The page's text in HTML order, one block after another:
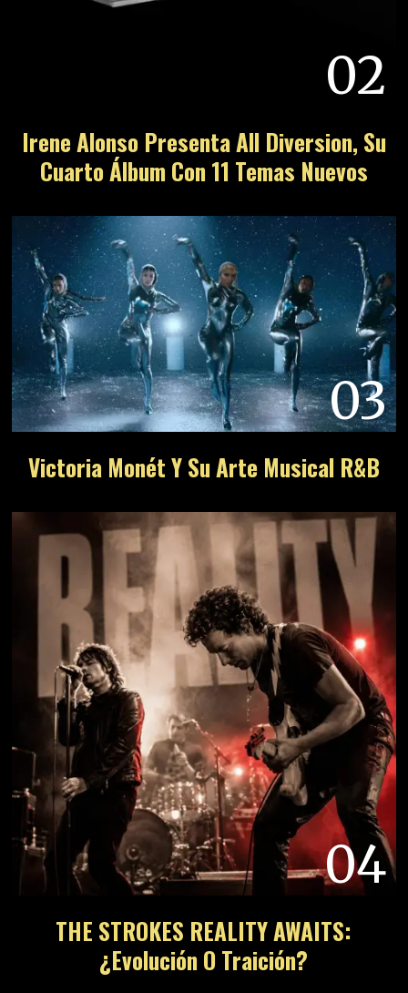
02
Irene Alonso Presenta All Diversion, Su
Cuarto Álbum Con 11 Temas Nuevos
03
Victoria Monét Y Su Arte Musical R&B
04
THE STROKES REALITY AWAITS:
¿Evolución O Traición?